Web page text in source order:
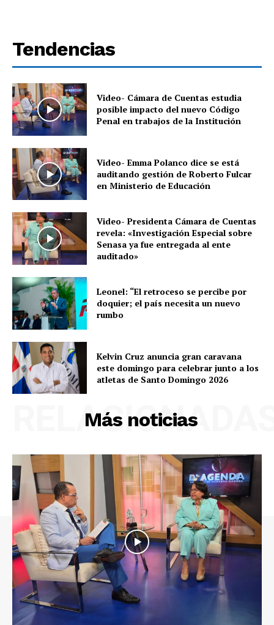
Tendencias
Video- Cámara de Cuentas estudia
posible impacto del nuevo Código
Penal en trabajos de la Institución
Video- Emma Polanco dice se está
auditando gestión de Roberto Fulcar
en Ministerio de Educación
Video- Presidenta Cámara de Cuentas
revela: «Investigación Especial sobre
Senasa ya fue entregada al ente
auditado»
Leonel: “El retroceso se percibe por
doquier; el país necesita un nuevo
rumbo
Kelvin Cruz anuncia gran caravana
este domingo para celebrar junto a los
atletas de Santo Domingo 2026
Más noticias